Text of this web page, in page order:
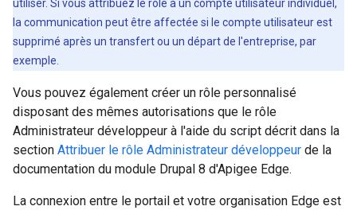
utiliser. Si vous attribuez le rôle à un compte utilisateur individuel,
la communication peut être affectée si le compte utilisateur est
supprimé après un transfert ou un départ de l'entreprise, par
exemple.
Vous pouvez également créer un rôle personnalisé
disposant des mêmes autorisations que le rôle
Administrateur développeur à l'aide du script décrit dans la
section Attribuer le rôle Administrateur développeur de la
documentation du module Drupal 8 d'Apigee Edge.
La connexion entre le portail et votre organisation Edge est